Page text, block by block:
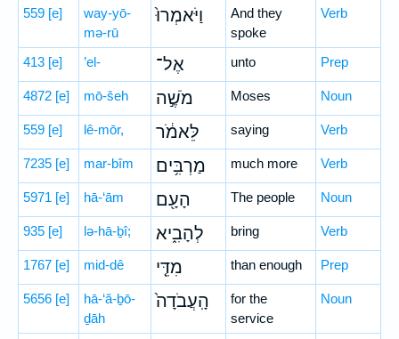
559 [e]
way-yō-
mə-rū
וַיֹּאמְרוּ֙
And they
spoke
Verb
413 [e] ’el- אֶל־ unto Prep
4872 [e] mō-šeh מֹשֶׁ֣ה Moses Noun
559 [e] lê-mōr, לֵּאמֹ֔ר saying Verb
7235 [e] mar-bîm מַרְבִּ֥ים much more Verb
5971 [e] hā-‘ām הָעָ֖ם The people Noun
935 [e] lə-hā-ḇî; לְהָבִ֑יא bring Verb
1767 [e] mid-dê מִדֵּ֤י than enough Prep
5656 [e]
hā-‘ă-ḇō-
ḏāh
הָֽעֲבֹדָה֙
for the
service
Noun